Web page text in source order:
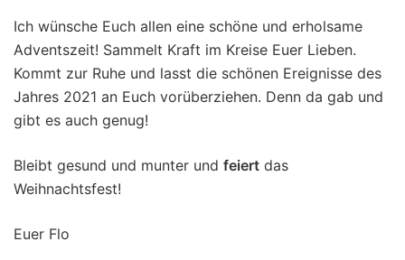
Ich wünsche Euch allen eine schöne und erholsame
Adventszeit! Sammelt Kraft im Kreise Euer Lieben.
Kommt zur Ruhe und lasst die schönen Ereignisse des
Jahres 2021 an Euch vorüberziehen. Denn da gab und
gibt es auch genug!
Bleibt gesund und munter und feiert das
Weihnachtsfest!
Euer Flo